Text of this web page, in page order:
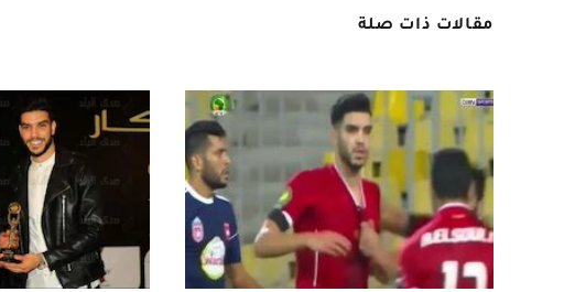
مقالات ذات صلة